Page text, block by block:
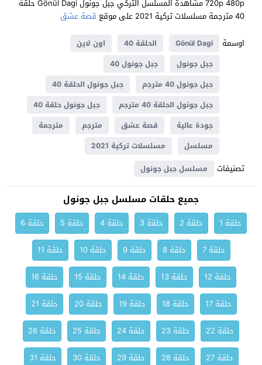
720p 480p مشاهدة المسلسل التركي جبل جونول Gönül Dagi حلقة
40 مترجمة مسلسلات تركية 2021 على موقع
قصة عشق
اوسمة
Gönül Dagi الحلقة 40
اون لاين
جبل جونول
جبل جونول 40
جبل جونول 40 مترجم
جبل جونول الحلقة 40
جبل جونول الحلقة 40 مترجم
جبل جونول حلقة 40
جودة عالية
قصة عشق مترجم
مترجمة
مسلسل
مسلسلات تركية 2021
تصنيفات مسلسل جبل جونول
جميع حلقات مسلسل جبل جونول
حلقة 1 حلقة 2 حلقة 3 حلقة 4 حلقة 5
حلقة 6
حلقة 7
حلقة 8 حلقة 9 حلقة 10
حلقة 11
حلقة 12
حلقة 13 حلقة 14 حلقة 15
حلقة 16
حلقة 17
حلقة 18 حلقة 19 حلقة 20
حلقة 21
حلقة 22
حلقة 23 حلقة 24 حلقة 25
حلقة 26
حلقة 27
حلقة 28 حلقة 29 حلقة 30
حلقة 31